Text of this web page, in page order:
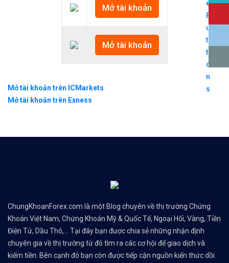
Mở tài khoản
Mở tài khoản
Mở tài khoản trên ICMarkets
Mở tài khoản trên Exness
ChungKhoanForex.com là một Blog chuyên về thị trường Chứng
Khoán Việt Nam, Chứng Khoán Mỹ & Quốc Tế, Ngoại Hối, Vàng, Tiền
Điện Tử, Dầu Thô,... Tại đây bạn được chia sẻ những nhận định
chuyên gia về thị trường từ đó tìm ra các cơ hội để giao dịch và
kiếm tiền. Bên cạnh đó bạn còn được tiếp cận nguồn kiến thức dồi